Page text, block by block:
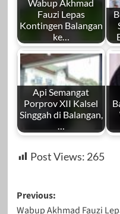
Wabup Akhmad
Fauzi Lepas
Kontingen Balangan
ke…
Api Semangat
Porprov XII Kalsel
Singgah di Balangan,
…
Post Views: 265
Post
Previous:
Wabup Akhmad Fauzi